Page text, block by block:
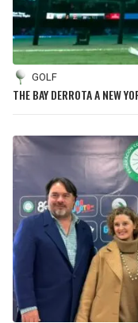
GOLF
THE BAY DERROTA A NEW